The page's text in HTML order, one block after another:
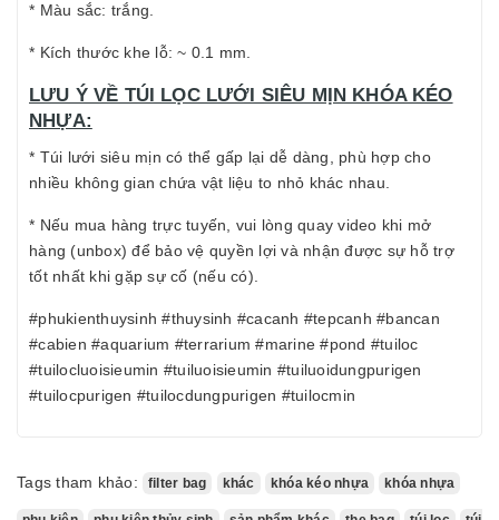
* Màu sắc: trắng.
* Kích thước khe lỗ: ~ 0.1 mm.
LƯU Ý VỀ TÚI LỌC LƯỚI SIÊU MỊN KHÓA KÉO
NHỰA:
* Túi lưới siêu mịn có thể gấp lại dễ dàng, phù hợp cho
nhiều không gian chứa vật liệu to nhỏ khác nhau.
* Nếu mua hàng trực tuyến, vui lòng quay video khi mở
hàng (unbox) để bảo vệ quyền lợi và nhận được sự hỗ trợ
tốt nhất khi gặp sự cố (nếu có).
#phukienthuysinh #thuysinh #cacanh #tepcanh #bancan
#cabien #aquarium #terrarium #marine #pond #tuiloc
#tuilocluoisieumin #tuiluoisieumin #tuiluoidungpurigen
#tuilocpurigen #tuilocdungpurigen #tuilocmin
Tags tham khảo: filter bag khác khóa kéo nhựa khóa nhựa